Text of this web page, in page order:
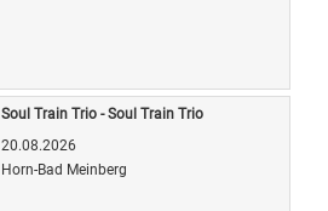
Soul Train Trio - Soul Train Trio
20.08.2026
Horn-Bad Meinberg